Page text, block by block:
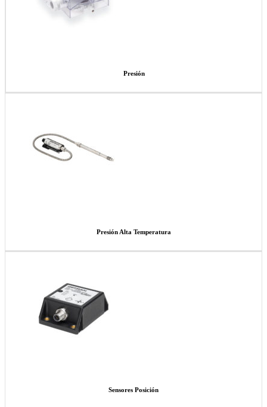
Presión
Presión Alta Temperatura
Sensores Posición